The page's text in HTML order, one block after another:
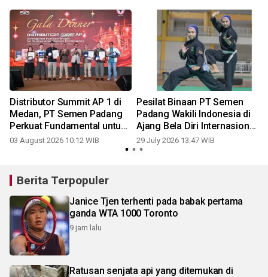
Distributor Summit AP 1 di
Medan, PT Semen Padang
Perkuat Fundamental untuk
Jaga Dominasi Pasar
03 August 2026 10:12 WIB
Pesilat Binaan PT Semen
Padang Wakili Indonesia di
Ajang Bela Diri Internasional
di Vietnam
29 July 2026 13:47 WIB
Berita Terpopuler
Janice Tjen terhenti pada babak pertama
ganda WTA 1000 Toronto
9 jam lalu
Ratusan senjata api yang ditemukan di